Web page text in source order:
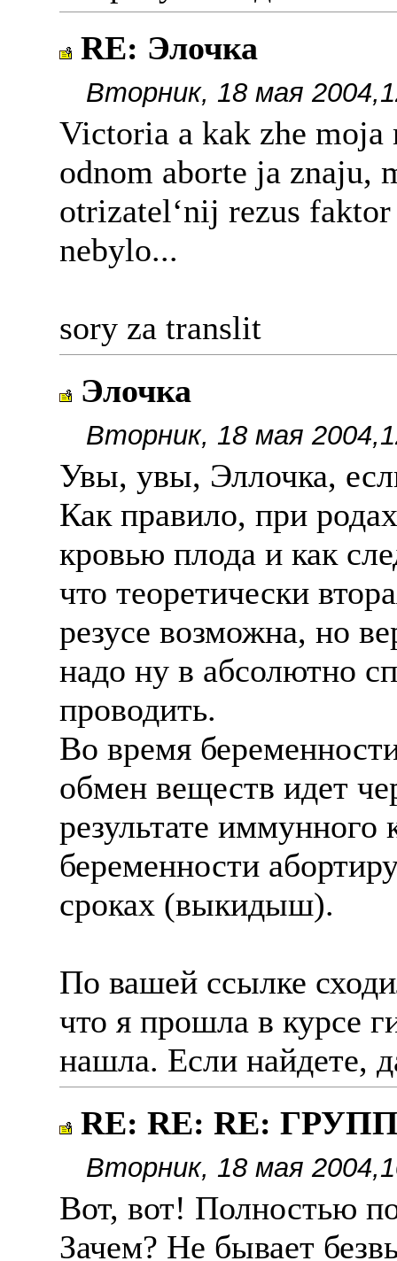
RE: Элочка
Вторник, 18 мая
Victoria a kak zhe moja
odnom aborte ja znaju,
otrizatel‘nij rezus
nebylo...
sory za translit
Элочка
Вторник, 18 мая
Увы, увы, Эллочка,
Как правило, при
кровью плода и как
что теоретически
резусе возможна, но
надо ну в абсолютно
проводить.
Во время
обмен веществ идет
результате
беременности
сроках (выкидыш).
По вашей ссылке
что я прошла в курсе
нашла. Если найдете,
RE: RE: RE:
Вторник, 18 мая
Вот, вот! Полностью
Зачем? Не бывает